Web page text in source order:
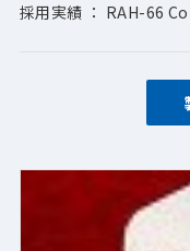
採用実績 ： RAH-66